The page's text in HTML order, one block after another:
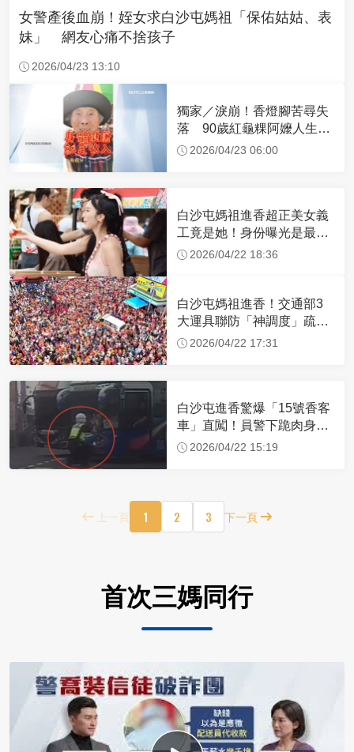
女警產後血崩！姪女求白沙屯媽祖「保佑姑姑、表
妹」 網友心痛不捨孩子
2026/04/23 13:10
獨家／淚崩！香燈腳苦尋失
落 90歲紅龜粿阿嬤人生謝
幕2026/04/23 06:00
白沙屯媽祖進香超正美女義
工竟是她！身份曝光是最美
禮生 一輩子不結婚
2026/04/22 18:36
白沙屯媽祖進香！交通部3
大運具聯防「神調度」疏運
32.1萬創新高
2026/04/22 17:31
白沙屯進香驚爆「15號香客
車」直闖！員警下跪肉身擋
車：讓行人先過
2026/04/22 15:19
上一頁 1 2 3 下一頁
首次三媽同行